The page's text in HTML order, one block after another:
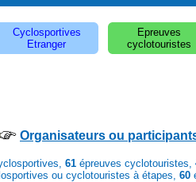
Cyclosportives
Etranger
Epreuves
cyclotouristes
Organisateurs ou
61épreuves cyclotouristes,
ou cyclotouristes à étapes, 60